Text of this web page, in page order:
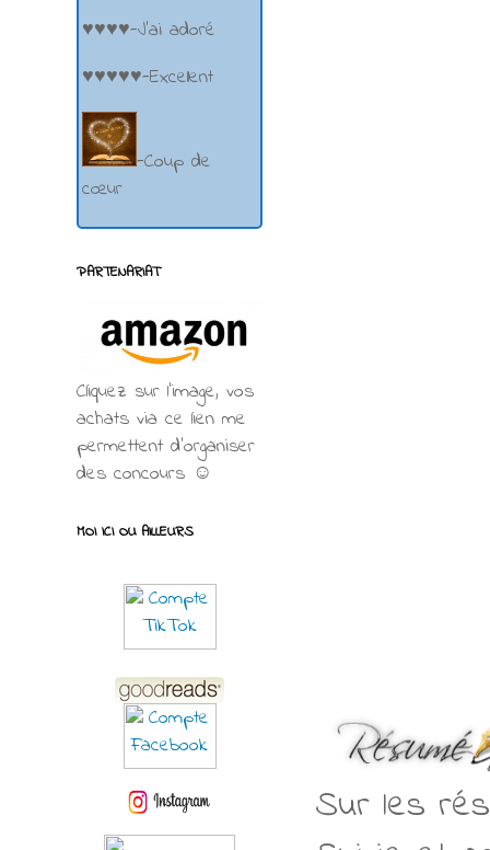
Sur les
♥♥♥♥-J'ai adoré
♥♥♥♥♥-Excellent
-Coup de
cœur
PARTENARIAT
Cliquez sur l'image, vos
achats via ce lien me
permettent d’organiser
des concours ☺
MOI ICI OU AILLEURS